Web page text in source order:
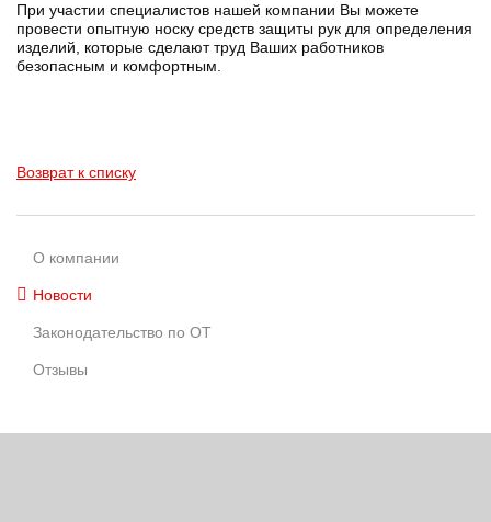
При участии специалистов нашей компании Вы можете
провести опытную носку средств защиты рук для определения
изделий, которые сделают труд Ваших работников
безопасным и комфортным.
Возврат к списку
О компании
Новости
Законодательство по ОТ
Отзывы